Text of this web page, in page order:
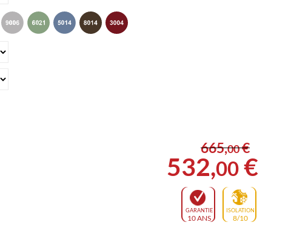
665,00€
532,00 €
GARANTIE
10 ANS
ISOLATION
8/10